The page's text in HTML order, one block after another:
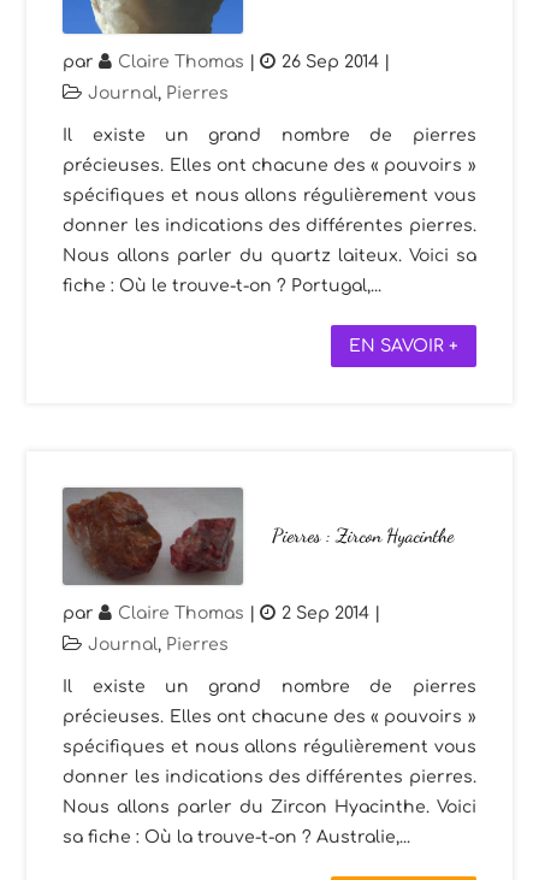
par Claire Thomas | 26 Sep 2014
Journal, Pierres
Il existe un grand nombre de pierres
précieuses. Elles ont chacune des « pouvoirs »
spécifiques et nous allons régulièrement vous
donner les indications des différentes pierres.
Nous allons parler du quartz laiteux. Voici sa
fiche : Où le trouve-t-on ? Portugal,...
EN SAVOIR +
Pierres : Zircon Hyacinthe
par Claire Thomas | 2 Sep 2014 |
Journal, Pierres
Il existe un grand nombre de pierres
précieuses. Elles ont chacune des « pouvoirs »
spécifiques et nous allons régulièrement vous
donner les indications des différentes pierres.
Nous allons parler du Zircon Hyacinthe. Voici
sa fiche : Où la trouve-t-on ? Australie,...